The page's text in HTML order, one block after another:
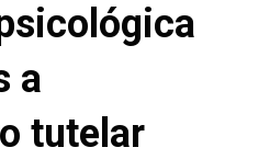
a
tutelar